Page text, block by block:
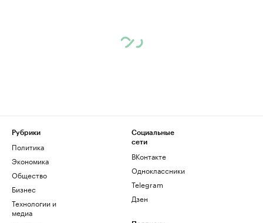
Рубрики
Политика
Экономика
Общество
Бизнес
Технологии и
медиа
Социальные
сети
ВКонтакте
Одноклассники
Telegram
Дзен